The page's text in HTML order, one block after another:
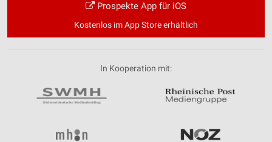
Prospekte App für iOS
Kostenlos im App Store erhältlich
In Kooperation mit: